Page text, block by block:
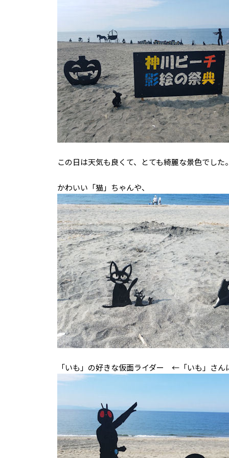
この日は天気も良くて、とても綺麗な景色でした
かわいい「猫」ちゃんや、
「いも」の好きな仮面ライダー ←「いも」さ